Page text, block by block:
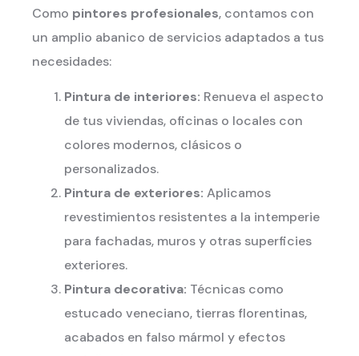
Como pintores profesionales, contamos con
un amplio abanico de servicios adaptados a tus
necesidades:
Pintura de interiores: Renueva el aspecto
de tus viviendas, oficinas o locales con
colores modernos, clásicos o
personalizados.
Pintura de exteriores: Aplicamos
revestimientos resistentes a la intemperie
para fachadas, muros y otras superficies
exteriores.
Pintura decorativa: Técnicas como
estucado veneciano, tierras florentinas,
acabados en falso mármol y efectos